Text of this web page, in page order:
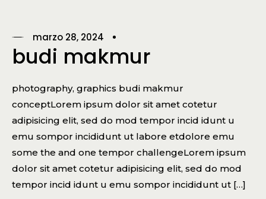
marzo 28, 2024
budi makmur
photography, graphics budi makmur
conceptLorem ipsum dolor sit amet cotetur
adipisicing elit, sed do mod tempor incid idunt u
emu sompor incididunt ut labore etdolore emu
some the and one tempor challengeLorem ipsum
dolor sit amet cotetur adipisicing elit, sed do mod
tempor incid idunt u emu sompor incididunt ut […]